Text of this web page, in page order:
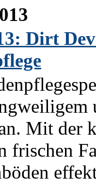
Dirt
Mit der
frischen